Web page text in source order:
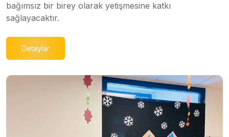
bağımsız bir birey olarak yetişmesine katkı
sağlayacaktır.
Detaylar